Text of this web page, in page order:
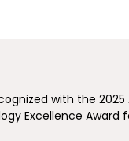
with the
Excellence Award